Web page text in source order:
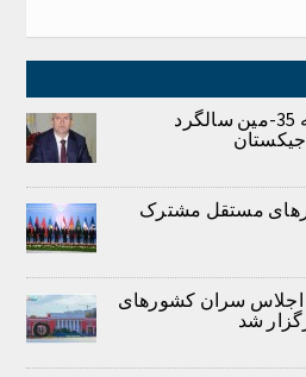
تاریخ گواه است… تقدیم به 35-مین سالگرد
مستقل مشترک
سران کشورهای
شد